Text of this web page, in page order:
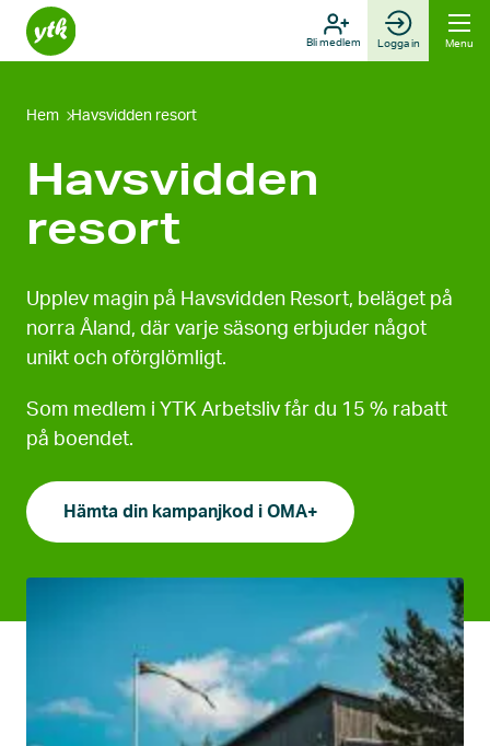
Skip
Bli medlem Logga in Menu
Hem Havsvidden resort
Havsvidden
resort
Upplev magin på Havsvidden Resort, beläget på
norra Åland, där varje säsong erbjuder något
unikt och oförglömligt.
Som medlem i YTK Arbetsliv får du 15 % rabatt
på boendet.
Hämta din kampanjkod i OMA+